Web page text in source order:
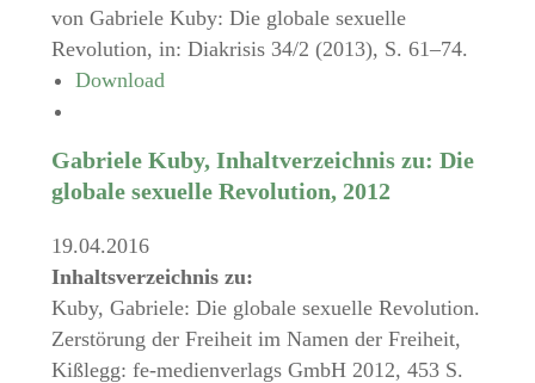
von Gabriele Kuby: Die globale sexuelle
Revolution, in: Diakrisis 34/2 (2013), S. 61–74.
Download
Gabriele Kuby, Inhaltverzeichnis zu: Die
globale sexuelle Revolution, 2012
19.04.2016
Inhaltsverzeichnis zu:
Kuby, Gabriele: Die globale sexuelle Revolution.
Zerstörung der Freiheit im Namen der Freiheit,
Kißlegg: fe-medienverlags GmbH 2012, 453 S.